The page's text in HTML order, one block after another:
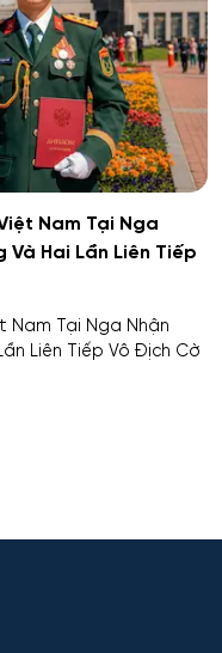
Nam Tại Nga
Và Hai Lần Liên Tiếp
Nam Tại Nga Nhận
Liên Tiếp Vô Địch Cờ